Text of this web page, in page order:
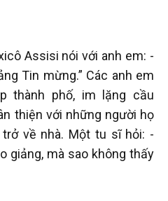
Assisi nói với anh em: -
Tin mừng.” Các anh em
thành phố, im lặng cầu
thiện với những người họ
về nhà. Một tu sĩ hỏi: -
giảng, mà sao không thấy